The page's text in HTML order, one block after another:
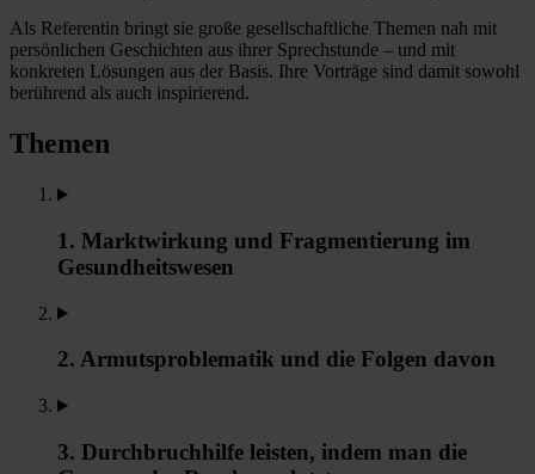
Als Referentin bringt sie große gesellschaftliche Themen nah mit
persönlichen Geschichten aus ihrer Sprechstunde – und mit
konkreten Lösungen aus der Basis. Ihre Vorträge sind damit sowohl
berührend als auch inspirierend.
Themen
1. Marktwirkung und Fragmentierung im
Gesundheitswesen
2. Armutsproblematik und die Folgen davon
3. Durchbruchhilfe leisten, indem man die